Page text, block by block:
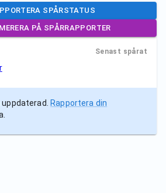
SPÅRSTATUS
PÅ SPÅRRAPPORTER
Senast spårat
Rapportera din